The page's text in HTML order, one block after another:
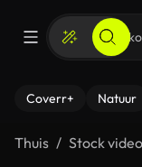
Coverr+ Natuur
Thuis Stock